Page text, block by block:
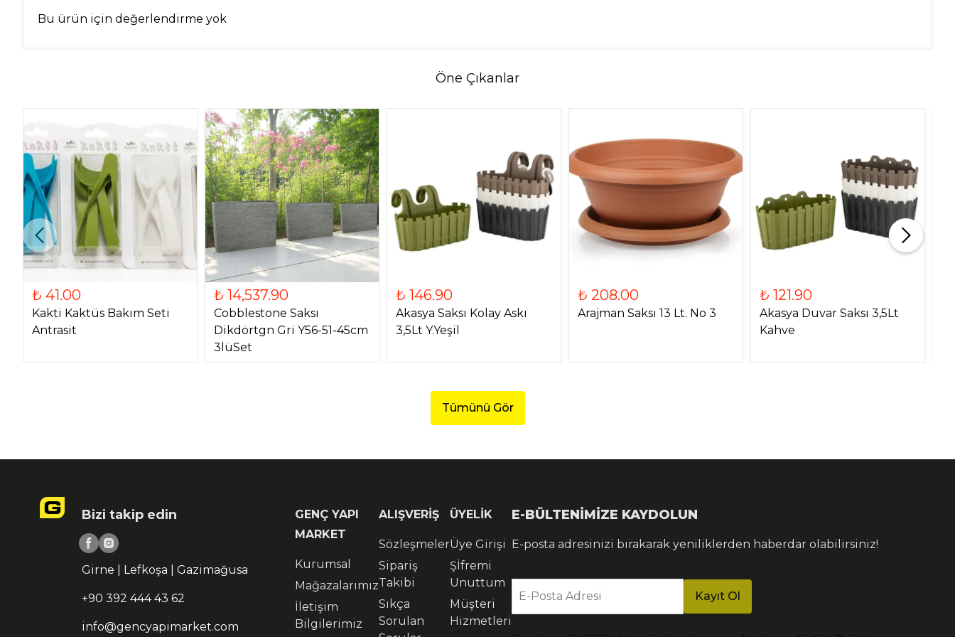
Bu ürün için değerlendirme yok
Öne Çıkanlar
₺ 41.00
Kakti Kaktüs Bakım Seti
Antrasit
₺ 14,537.90
Cobblestone Saksı
Dikdörtgn Gri Y56-51-45cm
3lüSet
₺ 146.90
Akasya Saksı Kolay Askı
3,5Lt Y.Yeşil
₺ 208.00
Arajman Saksı 13 Lt. No 3
₺ 121.90
Akasya Duvar Saksı 3,5Lt
Kahve
Tümünü Gör
Bizi takip edin
Girne | Lefkoşa | Gazimağusa
+90 392 444 43 62
info@gencyapimarket.com
GENÇ YAPI
MARKET
Kurumsal
Mağazalarımız
İletişim
Bilgilerimiz
ALIŞVERİŞ
Sözleşmeler
Sipariş
Takibi
Sıkça
Sorulan
ÜYELİK
Üye Girişi
Şİfremi
Unuttum
Müşteri
Hizmetleri
E-BÜLTENİMİZE KAYDOLUN
E-posta adresinizi bırakarak yeniliklerden haberdar olabilirsiniz!
E-Posta Adresi Kayıt Ol